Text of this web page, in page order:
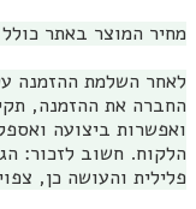
מחיר המוצר באתר
לאחר השלמת ההזמנה
החברה את ההזמנה,
ואפשרות ביצועה
הלקוח. חשוב לזכור:
פלילית והעושה כן,